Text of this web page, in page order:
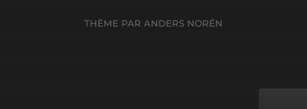
THÈME PAR ANDERS NORÉN